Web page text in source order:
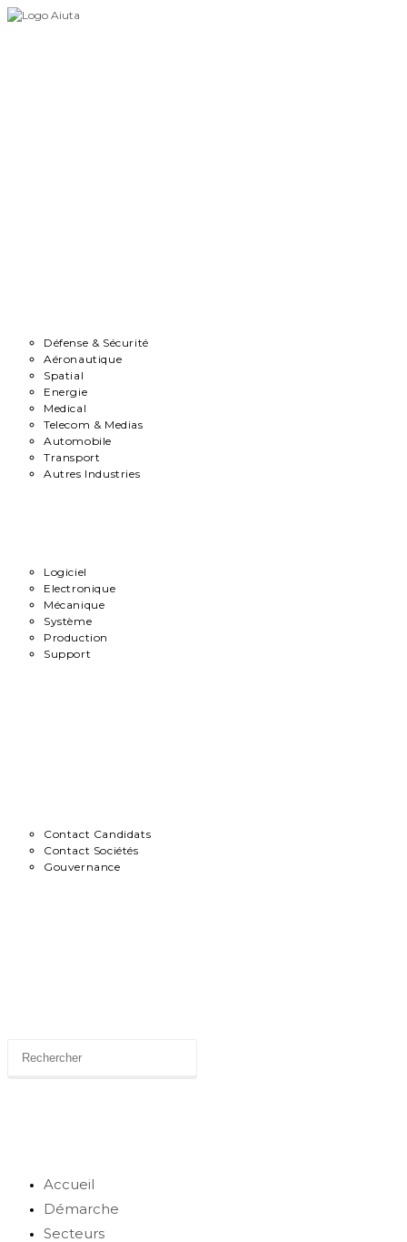
Skip
Défense & Sécurité
Aéronautique
Spatial
Energie
Medical
Telecom & Medias
Automobile
Transport
Autres Industries
Logiciel
Electronique
Mécanique
Système
Production
Support
Contact Candidats
Contact Sociétés
Gouvernance
Accueil
Démarche
Secteurs